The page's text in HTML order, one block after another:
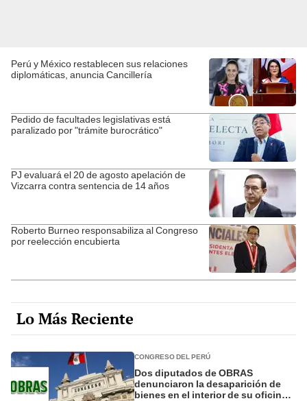
Perú y México restablecen sus relaciones
diplomáticas, anuncia Cancillería
Pedido de facultades legislativas está
paralizado por "trámite burocrático"
PJ evaluará el 20 de agosto apelación de
Vizcarra contra sentencia de 14 años
Roberto Burneo responsabiliza al Congreso
por reelección encubierta
Lo Más Reciente
CONGRESO DEL PERÚ
Dos diputados de OBRAS
denunciaron la desaparición de
bienes en el interior de su oficina